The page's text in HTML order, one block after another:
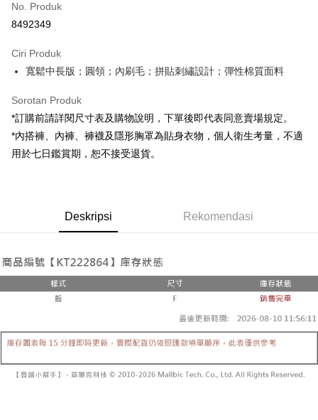
Pengambilan di Kedai Serbaneka
Apple Pay
Google Pay
OP Pay Later
Deskripsi
pengguna Taiwan Mobile tanpa memerlukan permohonan tambahan.
Later selepas pesanan dibuat. Anda perlu mengesahkan nombor telefon
mudah alih anda, memilih bilangan ansuran, dan menetapkan tarikh
akhir pembayaran. Transaksi akan dianggap selesai setelah pembayaran
Had kredit yang diluluskan, tempoh ansuran yang tersedia, dan yuran
yang dikenakan adalah tertakluk kepada maklumat yang dinyatakan
Jika transaksi tidak disahkan dalam masa 30 minit selepas pesanan
Pertama, Mengenai Perkhidmatan AFTEE Beli Sekarang Bayar Kemudian
1. Dengan memilih AFTEE sebagai kaedah pembayaran, mesej
2. Anda boleh meneruskan pembayaran selepas pengesahan SMS.
dihantar ke alamat yang ditetapkan.
4. Setelah pesanan disahkan, anda akan menerima SMS pembayaran
pembayaran di empat kedai serbaneka utama, ATM atau perbankan
dalam talian dengan SMS pembayaran atau pemberitahuan tolak aplikasi
AFTEE.
Pemindahan ATM
Pilihan Penghantaran
全家取貨付款
付款後全家取貨
NT$60/pesanan | Penghantaran percuma untuk pesanan
No. Produk
8492349
Ciri Produk
寬鬆中長版；圓領；內刷毛；拼貼刺繡設計；彈性棉質面料
Sorotan Produk
*訂購前請詳閱尺寸表及購物說明，下單後即代表同意賣場規定。
*內搭褲、內褲、褲襪及隱形胸罩為貼身衣物，個人衛生考量，不適
用於七日鑑賞期，恕不接受退貨。
Deskripsi Rekomendasi